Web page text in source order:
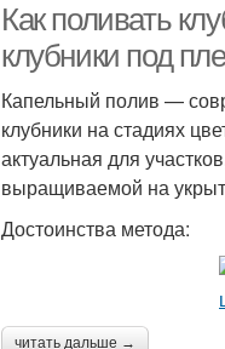
Как поливать
клубники под
Капельный полив —
клубники на стадиях
актуальная для
выращиваемой на
Достоинства метода:
читать дальше →